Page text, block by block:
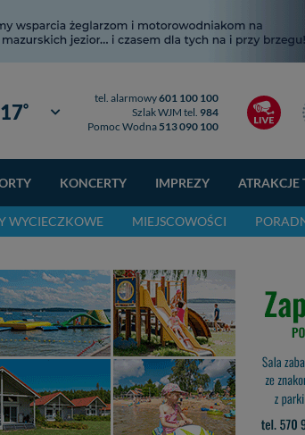
17° Giżycko
tel. alarmowy601 100 100
Szlak WJM tel. 984
Pomoc Wodna 513 090 100
KONCERTY IMPREZY ATRAKCJE
WYCIECZKOWE MIEJSCOWOŚCI